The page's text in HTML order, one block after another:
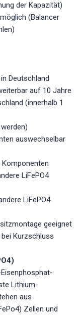
der Kapazität)
(Balancer
Deutschland
auf 10 Jahre
(innerhalb 1
auswechselbar
LiFePO4
LiFePO4
geeignet
Kurzschluss
Lithium-
aus
Zellen und